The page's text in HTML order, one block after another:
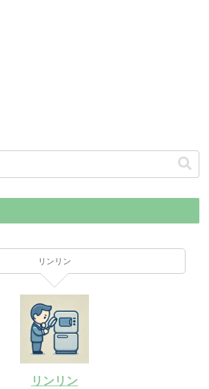
リンリン
リンリン